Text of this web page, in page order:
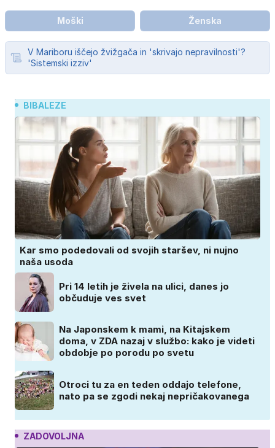
Moški Ženska
V Mariboru iščejo žvižgača in 'skrivajo nepravilnosti'?
'Sistemski izziv'
BIBALEZE
Kar smo podedovali od svojih staršev, ni nujno
naša usoda
Pri 14 letih je živela na ulici, danes jo
občuduje ves svet
Na Japonskem k mami, na Kitajskem
doma, v ZDA nazaj v službo: kako je videti
obdobje po porodu po svetu
Otroci tu za en teden oddajo telefone,
nato pa se zgodi nekaj nepričakovanega
ZADOVOLJNA